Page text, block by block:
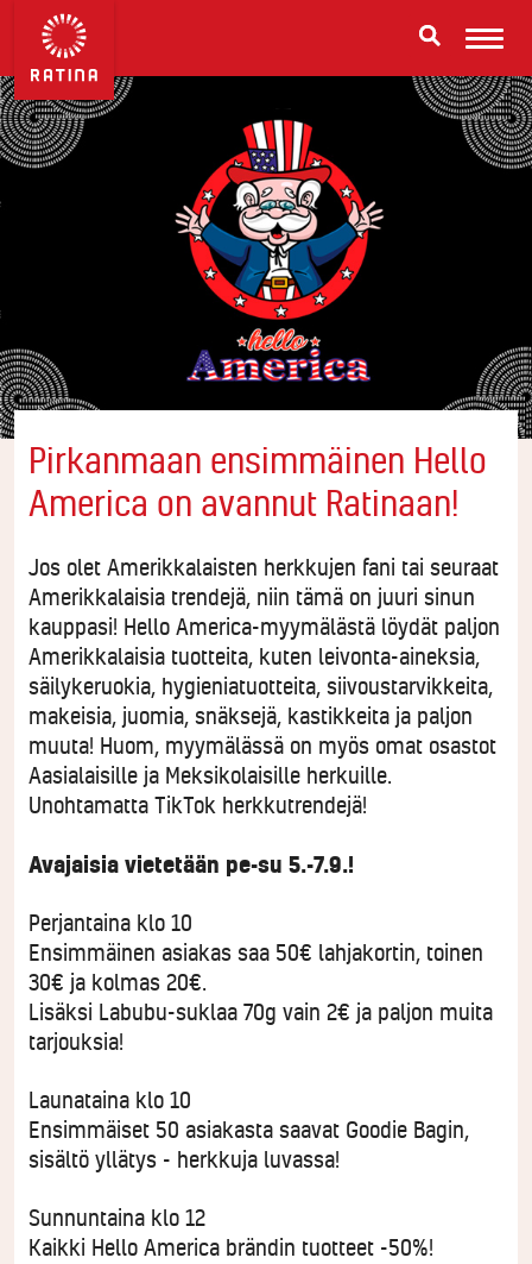
Pirkanmaan ensimmäinen Hello
America on avannut Ratinaan!
Jos olet Amerikkalaisten herkkujen fani tai seuraat
Amerikkalaisia trendejä, niin tämä on juuri sinun
kauppasi! Hello America-myymälästä löydät paljon
Amerikkalaisia tuotteita, kuten leivonta-aineksia,
säilykeruokia, hygieniatuotteita, siivoustarvikkeita,
makeisia, juomia, snäksejä, kastikkeita ja paljon
muuta! Huom, myymälässä on myös omat osastot
Aasialaisille ja Meksikolaisille herkuille.
Unohtamatta TikTok herkkutrendejä!
Avajaisia vietetään pe-su 5.-7.9.!
Perjantaina klo 10
Ensimmäinen asiakas saa 50€ lahjakortin, toinen
30€ ja kolmas 20€.
Lisäksi Labubu-suklaa 70g vain 2€ ja paljon muita
tarjouksia!
Launataina klo 10
Ensimmäiset 50 asiakasta saavat Goodie Bagin,
sisältö yllätys - herkkuja luvassa!
Sunnuntaina klo 12
Kaikki Hello America brändin tuotteet -50%!